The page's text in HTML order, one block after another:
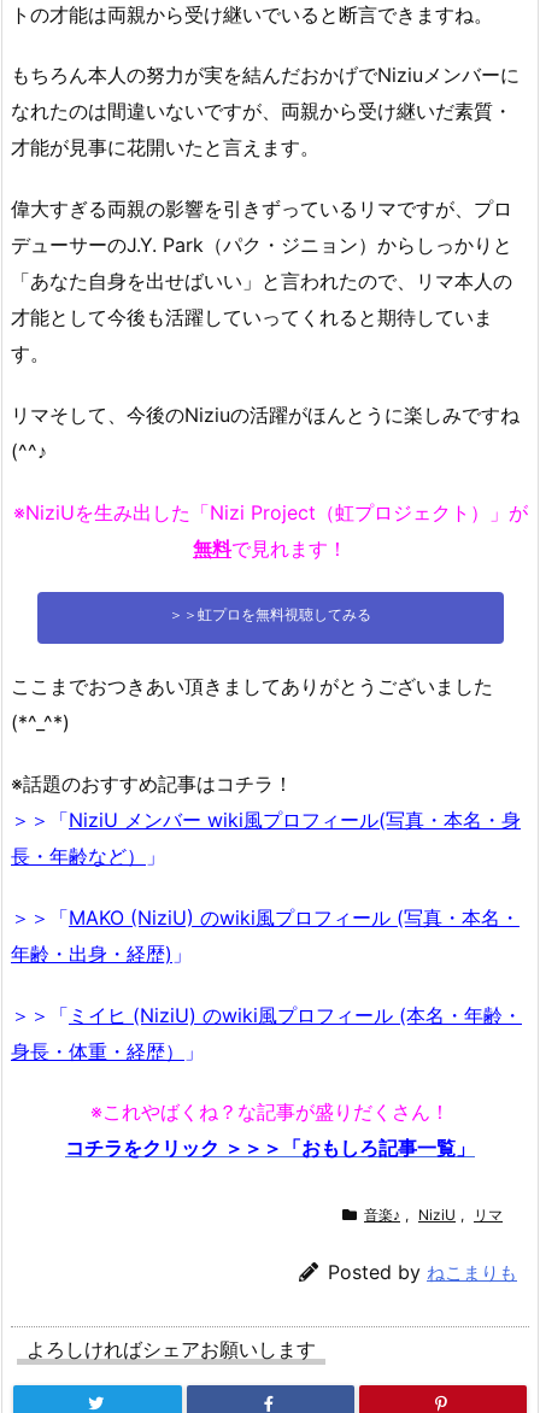
トの才能は両親から受け継いでいると断言できますね。
もちろん本人の努力が実を結んだおかげでNiziuメンバーに
なれたのは間違いないですが、両親から受け継いだ素質・
才能が見事に花開いたと言えます。
偉大すぎる両親の影響を引きずっているリマですが、プロ
デューサーのJ.Y. Park（パク・ジニョン）からしっかりと
「あなた自身を出せばいい」と言われたので、リマ本人の
才能として今後も活躍していってくれると期待していま
す。
リマそして、今後のNiziuの活躍がほんとうに楽しみですね
(^^♪
※NiziUを生み出した「Nizi Project（虹プロジェクト）」が
無料で見れます！
＞＞虹プロを無料視聴してみる
ここまでおつきあい頂きましてありがとうございました
(*^_^*)
※話題のおすすめ記事はコチラ！
＞＞「NiziU メンバー wiki風プロフィール(写真・本名・身
長・年齢など）
」
＞＞「MAKO (NiziU) のwiki風プロフィール (写真・本名・
年齢・出身・経歴) 」
＞＞「 ミイヒ (NiziU) のwiki風プロフィール (本名・年齢・
身長・体重・経歴）
」
※これやばくね？な記事が盛りだくさん！
コチラをクリック ＞＞＞「おもしろ記事一覧」
音楽♪ , NiziU , リマ
Posted by ねこまりも
よろしければシェアお願いします